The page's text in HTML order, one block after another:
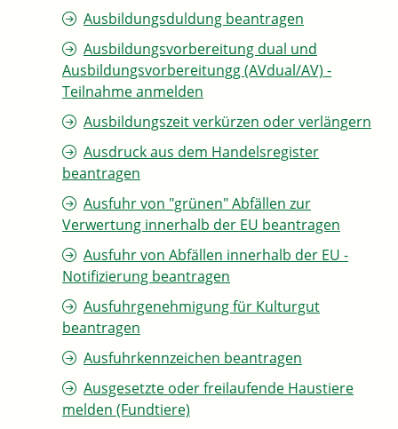
Ausbildungsduldung beantragen
Ausbildungsvorbereitung dual und
Ausbildungsvorbereitungg (AVdual/AV) -
Teilnahme anmelden
Ausbildungszeit verkürzen oder verlängern
Ausdruck aus dem Handelsregister
beantragen
Ausfuhr von "grünen" Abfällen zur
Verwertung innerhalb der EU beantragen
Ausfuhr von Abfällen innerhalb der EU -
Notifizierung beantragen
Ausfuhrgenehmigung für Kulturgut
beantragen
Ausfuhrkennzeichen beantragen
Ausgesetzte oder freilaufende Haustiere
melden (Fundtiere)